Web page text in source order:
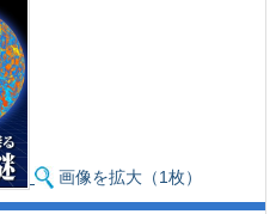
画像を拡大（1枚）